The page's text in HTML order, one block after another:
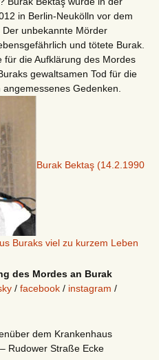
in Berlin-Neukölln vor dem
unbekannte Mörder
und tötete Burak.
für die Aufklärung des Mordes
gewaltsamen Tod für die
Gedenken.
Burak Bektaş (14.2.1990
Buraks viel zu kurzem Leben
des Mordes an Burak
/ facebook / instagram /
dem Krankenhaus
Rudower Straße Ecke